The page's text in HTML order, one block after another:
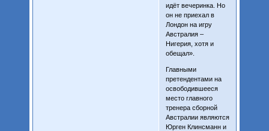
идёт вечеринка. Но
он не приехал в
Лондон на игру
Австралия –
Нигерия, хотя и
обещал».
Главными
претендентами на
освободившееся
место главного
тренера сборной
Австралии являются
Юрген Клинсманн и